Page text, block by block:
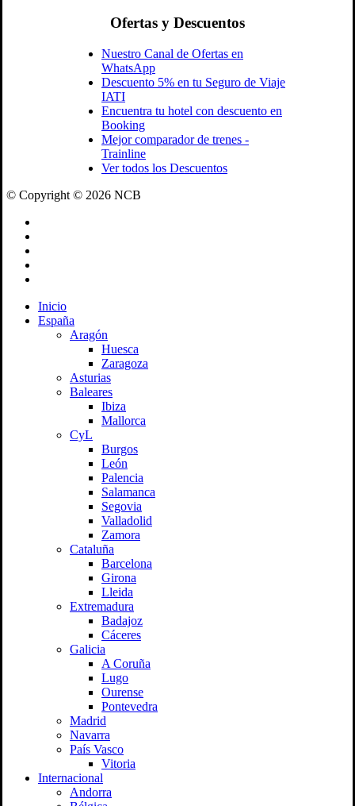
Ofertas y Descuentos
Nuestro Canal de Ofertas en
WhatsApp
Descuento 5% en tu Seguro de Viaje
IATI
Encuentra tu hotel con descuento en
Booking
Mejor comparador de trenes -
Trainline
Ver todos los Descuentos
© Copyright © 2026 NCB
Close
Menu
Inicio
España
Aragón
Huesca
Zaragoza
Asturias
Baleares
Ibiza
Mallorca
CyL
Burgos
León
Palencia
Salamanca
Segovia
Valladolid
Zamora
Cataluña
Barcelona
Girona
Lleida
Extremadura
Badajoz
Cáceres
Galicia
A Coruña
Lugo
Ourense
Pontevedra
Madrid
Navarra
País Vasco
Vitoria
Internacional
Andorra